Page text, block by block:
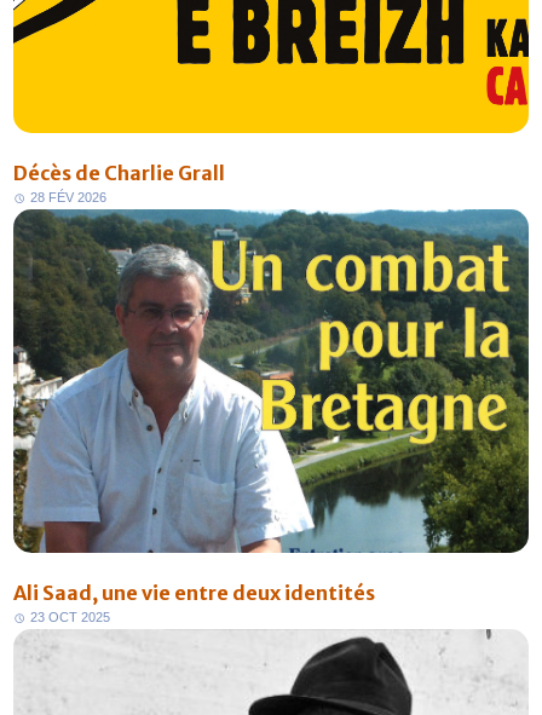
Décès de Charlie Grall
28 FÉV 2026
Ali Saad, une vie entre deux identités
23 OCT 2025